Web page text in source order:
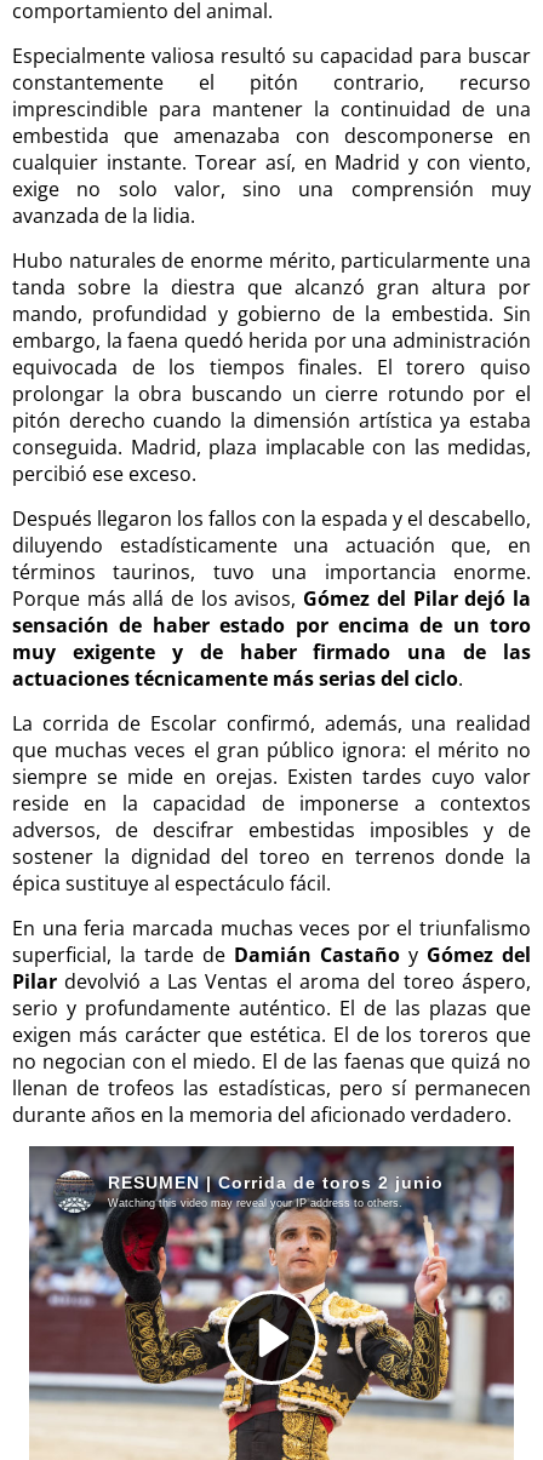
comportamiento del animal.
Especialmente valiosa resultó su capacidad para buscar
constantemente el pitón contrario, recurso
imprescindible para mantener la continuidad de una
embestida que amenazaba con descomponerse en
cualquier instante. Torear así, en Madrid y con viento,
exige no solo valor, sino una comprensión muy
avanzada de la lidia.
Hubo naturales de enorme mérito, particularmente una
tanda sobre la diestra que alcanzó gran altura por
mando, profundidad y gobierno de la embestida. Sin
embargo, la faena quedó herida por una administración
equivocada de los tiempos finales. El torero quiso
prolongar la obra buscando un cierre rotundo por el
pitón derecho cuando la dimensión artística ya estaba
conseguida. Madrid, plaza implacable con las medidas,
percibió ese exceso.
Después llegaron los fallos con la espada y el descabello,
diluyendo estadísticamente una actuación que, en
términos taurinos, tuvo una importancia enorme.
Porque más allá de los avisos, Gómez del Pilar dejó la
sensación de haber estado por encima de un toro
muy exigente y de haber firmado una de las
actuaciones técnicamente más serias del ciclo.
La corrida de Escolar confirmó, además, una realidad
que muchas veces el gran público ignora: el mérito no
siempre se mide en orejas. Existen tardes cuyo valor
reside en la capacidad de imponerse a contextos
adversos, de descifrar embestidas imposibles y de
sostener la dignidad del toreo en terrenos donde la
épica sustituye al espectáculo fácil.
En una feria marcada muchas veces por el triunfalismo
superficial, la tarde de Damián Castaño y Gómez del
Pilar devolvió a Las Ventas el aroma del toreo áspero,
serio y profundamente auténtico. El de las plazas que
exigen más carácter que estética. El de los toreros que
no negocian con el miedo. El de las faenas que quizá no
llenan de trofeos las estadísticas, pero sí permanecen
durante años en la memoria del aficionado verdadero.